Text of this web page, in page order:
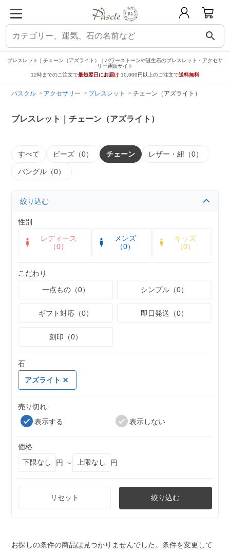
search
ブレスレット｜チェーン（アズライト）｜パワーストーンや誕生石のブレスレット・アクセサ
リー通販サイト
12時までのご注文で最短翌日にお届け 10,000円以上のご注文で送料無料
パスクル アクセサリー ブレスレット チェーン（アズライト）
ブレスレット｜チェーン（アズライト）
すべて ビーズ（0） チェーン レザー・紐（0）
バングル（0）
絞り込む
性別
レディース
（0）
メンズ
（0）
キッズ
（0）
こだわり
一点もの（0）
シンプル（0）
ギフト対応（0） 即日発送（0）
刻印（0）
石
アズライト
売り切れ
表示する
表示しない
価格
円 ～
円
リセット 絞り込む
お探しの条件の商品は見つかりませんでした。条件を変更して